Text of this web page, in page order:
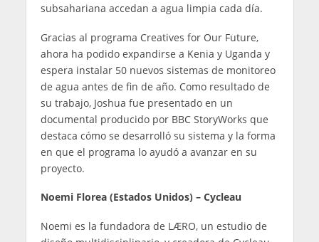
subsahariana accedan a agua limpia cada día.
Gracias al programa Creatives for Our Future,
ahora ha podido expandirse a Kenia y Uganda y
espera instalar 50 nuevos sistemas de monitoreo
de agua antes de fin de año. Como resultado de
su trabajo, Joshua fue presentado en un
documental producido por BBC StoryWorks que
destaca cómo se desarrolló su sistema y la forma
en que el programa lo ayudó a avanzar en su
proyecto.
Noemi Florea (Estados Unidos) – Cycleau
Noemi es la fundadora de LÆRO, un estudio de